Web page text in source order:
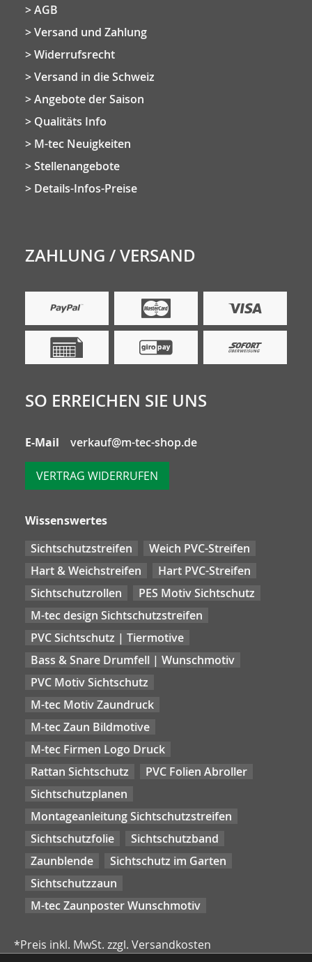
AGB
Versand und Zahlung
Widerrufsrecht
Versand in die Schweiz
Angebote der Saison
Qualitäts Info
M-tec Neuigkeiten
Stellenangebote
Details-Infos-Preise
ZAHLUNG / VERSAND
SO ERREICHEN SIE UNS
E-Mail verkauf@m-tec-shop.de
VERTRAG WIDERRUFEN
Wissenswertes
Sichtschutzstreifen
Weich PVC-Streifen
Hart & Weichstreifen
Hart PVC-Streifen
Sichtschutzrollen
PES Motiv Sichtschutz
M-tec design Sichtschutzstreifen
PVC Sichtschutz | Tiermotive
Bass & Snare Drumfell | Wunschmotiv
PVC Motiv Sichtschutz
M-tec Motiv Zaundruck
M-tec Zaun Bildmotive
M-tec Firmen Logo Druck
Rattan Sichtschutz
PVC Folien Abroller
Sichtschutzplanen
Montageanleitung Sichtschutzstreifen
Sichtschutzfolie
Sichtschutzband
Zaunblende
Sichtschutz im Garten
Sichtschutzzaun
M-tec Zaunposter Wunschmotiv
*Preis inkl. MwSt. zzgl. Versandkosten